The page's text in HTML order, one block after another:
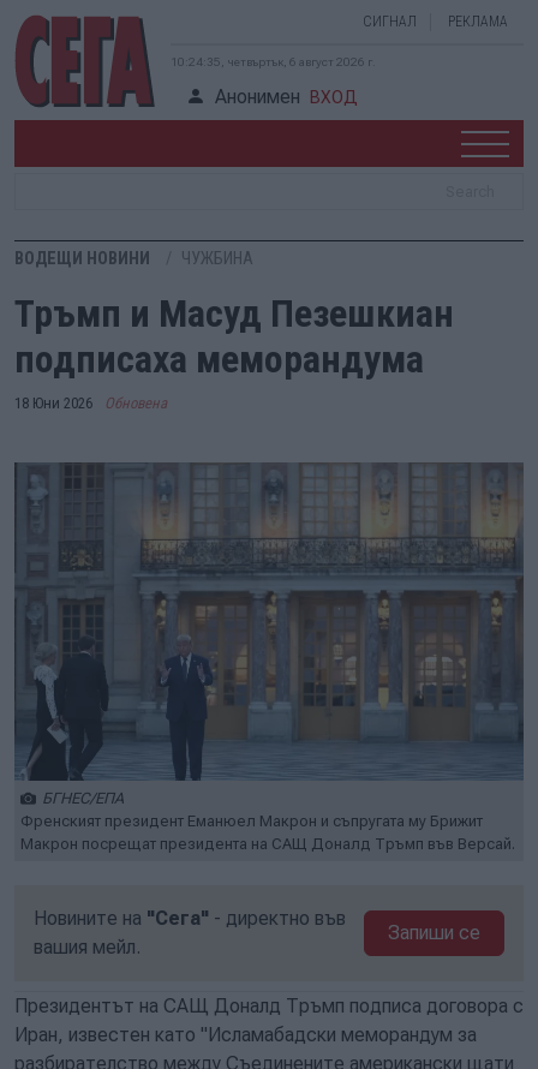
СИГНАЛ РЕКЛАМА
10:24:35, четвъртък, 6 август 2026 г.
Анонимен ВХОД
ВОДЕЩИ НОВИНИ ЧУЖБИНА
Тръмп и Масуд Пезешкиан
подписаха меморандума
18 Юни 2026 Обновена
БГНЕС/ЕПА
Френският президент Еманюел Макрон и съпругата му Брижит
Макрон посрещат президента на САЩ Доналд Тръмп във Версай.
Новините на "Сега" - директно във
вашия мейл.
Запиши се
Президентът на САЩ Доналд Тръмп подписа договора с
Иран, известен като "Исламабадски меморандум за
разбирателство между Съединените американски щати